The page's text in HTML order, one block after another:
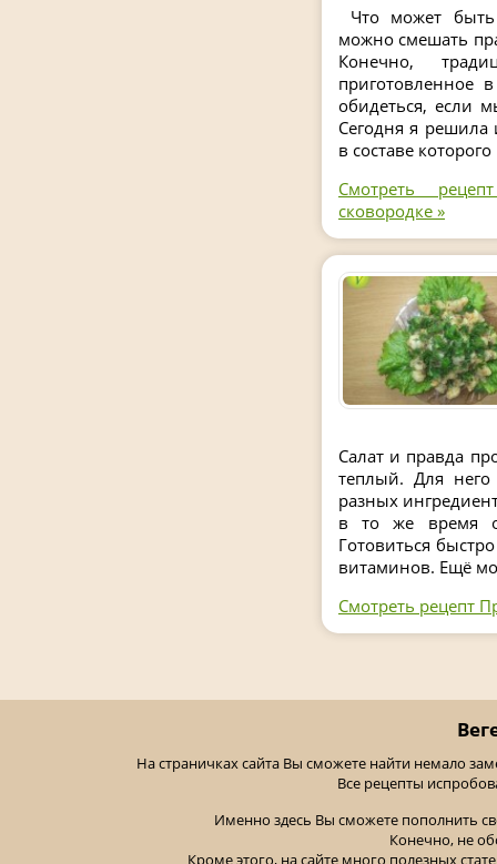
Что может быть
можно смешать
Конечно,
приготовленное
обидеться, если
Сегодня я решила
в составе
Смотреть
сковородке »
Салат и правда
теплый. Для
разных
в то же время
Готовиться
витаминов. Ещё
Смотреть рецепт
На страничках сайта Вы сможете найти немало
Все рецепты
Именно здесь Вы сможете пополнить
Конечно, не
Кроме этого, на сайте много полезных